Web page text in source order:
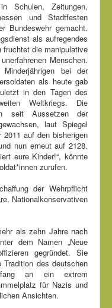
Schulen, Zeitungen,
und Stadtfesten
Bundeswehr gemacht.
als aufregendes
die manipulative
Menschen.
bei der
als heute gab
in den Tagen des
Weltkriegs. Die
seit Aussetzen der
laut Spiegel
auf den bisherigen
nun erneut auf 2128.
eure Kinder!“, könnte
zurufen.
der Wehrpflicht
Nationalkonservativen
als zehn Jahre nach
dem Namen „Neue
gegründet. Sie
des deutschen
an ein extrem
für Nazis und
Ansichten.